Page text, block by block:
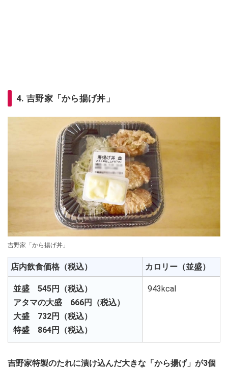
4. 吉野家「から揚げ丼」
吉野家「から揚げ丼」
店内飲食価格（税込） カロリー（並盛）
並盛 545円（税込）
アタマの大盛 666円（税込）
大盛 732円（税込）
特盛 864円（税込）
943kcal
吉野家特製のたれに漬け込んだ大きな「から揚げ」が3個